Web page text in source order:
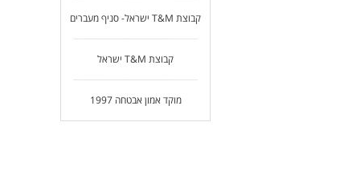
קבוצת T&M ישראל- סניף מעברים
קבוצת T&M ישראל
מוקד אמון אבטחה 1997